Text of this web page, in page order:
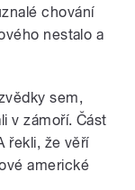
chování
nestalo a
sem,
v zámoří. Část
řekli, že věří
americké